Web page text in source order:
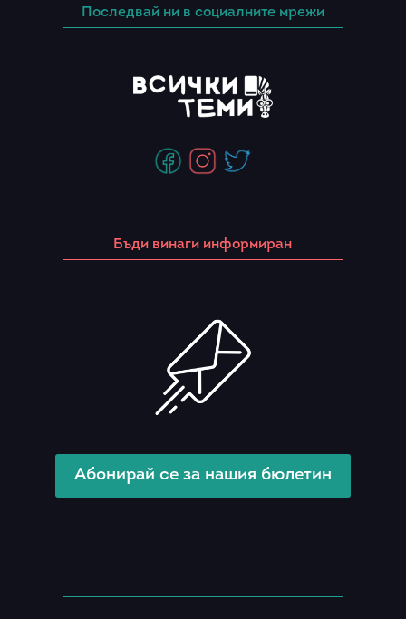
Последвай ни в социалните мрежи
Бъди винаги информиран
Абонирай се за нашия бюлетин